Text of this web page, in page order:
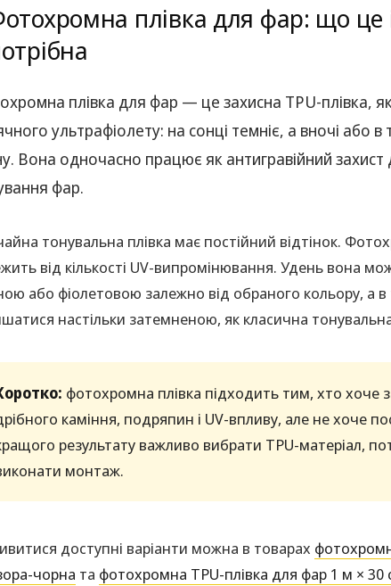
плівка для фар: що це
плівка для фар — це захисна TPU-плівка,
ультрафіолету: на сонці темніє, а вночі або
Вона одночасно працює як антигравійний
фар.
тонувальна плівка має постійний відтінок.
від кількості UV-випромінювання. Удень вона
або фіолетовою залежно від обраного кольору, а
настільки затемненою, як класична
фотохромна плівка підходить тим, хто хоче
каміння, подряпин і UV-впливу, але не хоче
результату важливо вибрати TPU-матеріал,
монтаж.
доступні варіанти можна в товарах
чорна та фотохромна TPU-плівка для фар 1 м × 30